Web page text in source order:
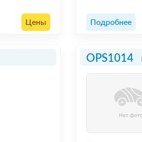
Цены Подробнее
OPS1014